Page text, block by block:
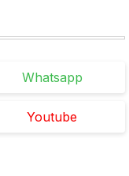
Whatsapp
Youtube